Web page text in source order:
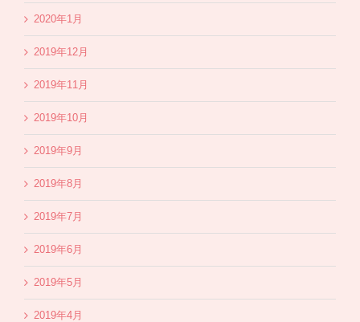
2020年1月
2019年12月
2019年11月
2019年10月
2019年9月
2019年8月
2019年7月
2019年6月
2019年5月
2019年4月